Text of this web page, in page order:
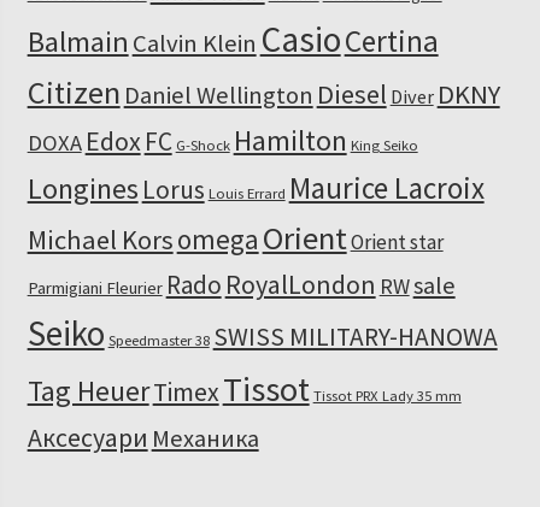
Balmain Calvin Klein CasioCertina
Citizen Daniel Wellington Diesel Diver DKNY
DOXA EdoxFC G-Shock Hamilton King Seiko
Longines Lorus Louis Errard Maurice Lacroix
Michael Korsomega OrientOrient star
Parmigiani Fleurier Rado RoyalLondon RWsale
Seiko Speedmaster 38 SWISS MILITARY-HANOWA
Tag HeuerTimexTissot Tissot PRX Lady 35 mm
Аксесуари Механика